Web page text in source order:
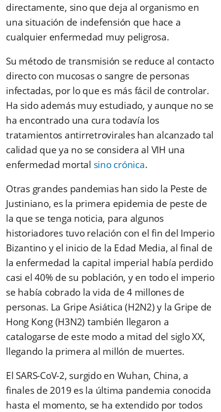
directamente, sino que deja al organismo en
una situación de indefensión que hace a
cualquier enfermedad muy peligrosa.
Su método de transmisión se reduce al contacto
directo con mucosas o sangre de personas
infectadas, por lo que es más fácil de controlar.
Ha sido además muy estudiado, y aunque no se
ha encontrado una cura todavía los
tratamientos antirretrovirales han alcanzado tal
calidad que ya no se considera al VIH una
enfermedad mortal sino crónica.
Otras grandes pandemias han sido la Peste de
Justiniano, es la primera epidemia de peste de
la que se tenga noticia, para algunos
historiadores tuvo relación con el fin del Imperio
Bizantino y el inicio de la Edad Media, al final de
la enfermedad la capital imperial había perdido
casi el 40% de su población, y en todo el imperio
se había cobrado la vida de 4 millones de
personas. La Gripe Asiática (H2N2) y la Gripe de
Hong Kong (H3N2) también llegaron a
catalogarse de este modo a mitad del siglo XX,
llegando la primera al millón de muertes.
El SARS-CoV-2, surgido en Wuhan, China, a
finales de 2019 es la última pandemia conocida
hasta el momento, se ha extendido por todos